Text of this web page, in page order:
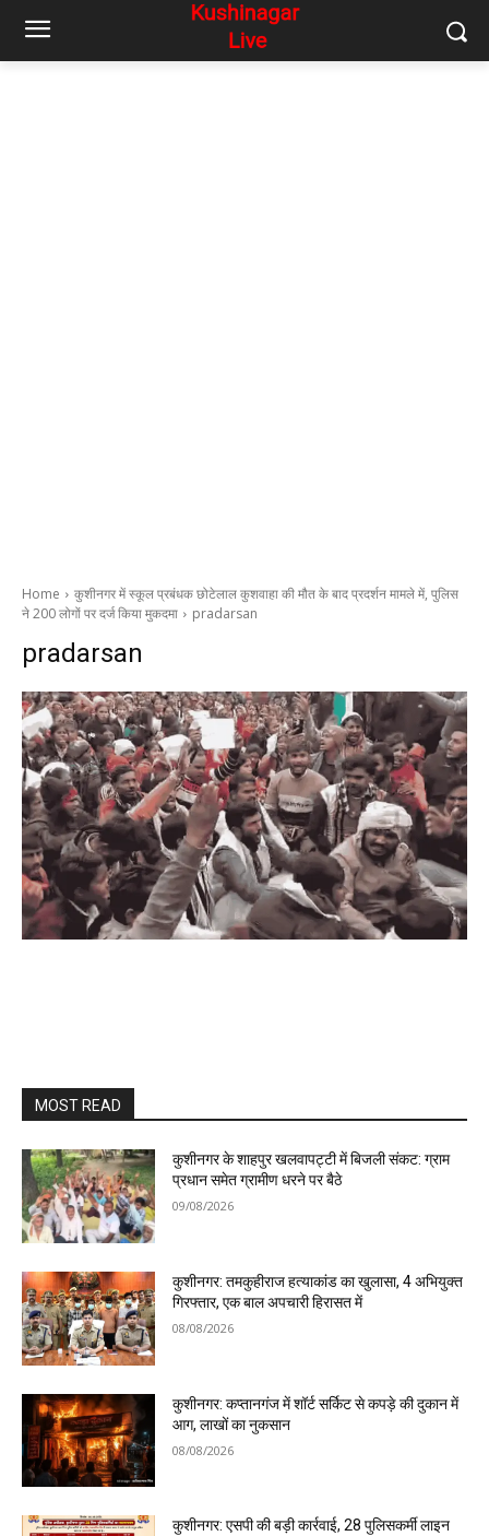
Home
कुशीनगर में स्कूल प्रबंधक छोटेलाल कुशवाहा की मौत के बाद प्रदर्शन मामले में, पुलिस
ने 200 लोगों पर दर्ज किया मुकदमा
pradarsan
pradarsan
MOST READ
कुशीनगर के शाहपुर खलवापट्टी में बिजली संकट: ग्राम
प्रधान समेत ग्रामीण धरने पर बैठे
09/08/2026
कुशीनगर: तमकुहीराज हत्याकांड का खुलासा, 4 अभियुक्त
गिरफ्तार, एक बाल अपचारी हिरासत में
08/08/2026
कुशीनगर: कप्तानगंज में शॉर्ट सर्किट से कपड़े की दुकान में
आग, लाखों का नुकसान
08/08/2026
कुशीनगर: एसपी की बड़ी कार्रवाई, 28 पुलिसकर्मी लाइन